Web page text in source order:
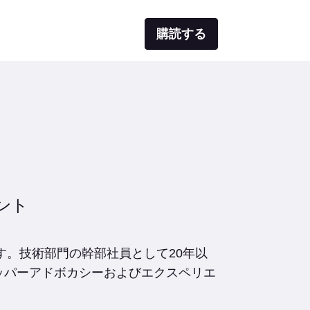
購読する
ト
技術部門の幹部社員として20年以
ーアドボカシーおよびエクスペリエ